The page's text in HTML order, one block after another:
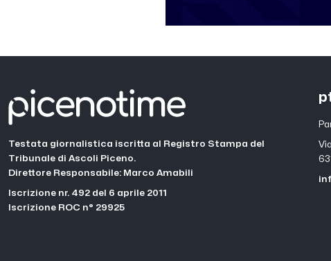
Testata giornalistica iscritta al Registro Stampa del
Tribunale di Ascoli Piceno.
Direttore Responsabile: Marco Amabili
Iscrizione nr. 492 del 6 aprile 2011
Iscrizione ROC n° 29925